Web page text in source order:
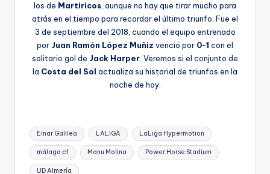
los de Martiricos, aunque no hay que tirar mucho para
atrás en el tiempo para recordar el último triunfo. Fue el
3 de septiembre del 2018, cuando el equipo entrenado
por Juan Ramón López Muñiz venció por 0-1 con el
solitario gol de Jack Harper. Veremos si el conjunto de
la Costa del Sol actualiza su historial de triunfos en la
noche de hoy.
Einar Galilea LALIGA LaLiga Hypermotion
málaga cf Manu Molina Power Horse Stadium
UD Almería